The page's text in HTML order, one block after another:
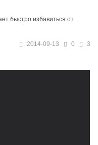
быстро избавиться от
2014-09-13 0 3